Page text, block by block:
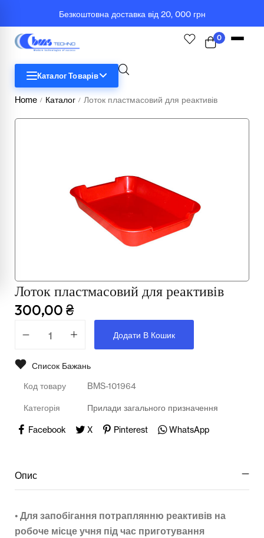
Безкоштовна доставка від 20, 000 грн
0
Каталог Товарів
Комп'ютерна техніка
Меблі
Освіта
Фізика
Всі товари
Підкатегорії відсутні.
Home / Каталог / Лоток пластмасовий для реактивів
Лоток пластмасовий для реактивів
300,00 ₴
Додати В Кошик
Список Бажань
Код товару BMS-101964
Категорія Прилади загального призначення
Facebook X Pinterest WhatsApp
Опис
• Для запобігання потраплянню реактивів на
робоче місце учня під час приготування